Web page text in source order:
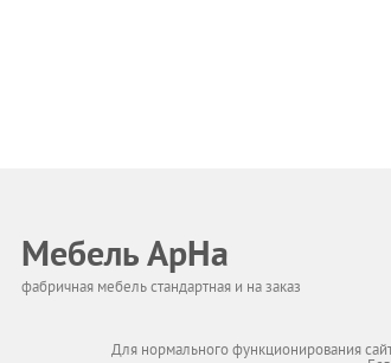
Мебель АрНа
фабричная мебель стандартная и на заказ
Для нормального функционирования